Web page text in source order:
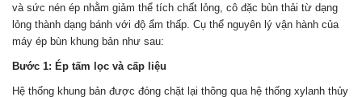
và sức nén ép nhằm giảm thể tích chất lỏng, cô đặc bùn thải từ dạng
lỏng thành dạng bánh với độ ẩm thấp. Cụ thể nguyên lý vận hành của
máy ép bùn khung bản như sau:
Bước 1: Ép tấm lọc và cấp liệu
Hệ thống khung bản được đóng chặt lại thông qua hệ thống xylanh thủy